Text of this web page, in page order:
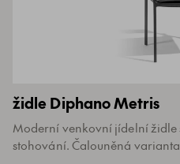
židle Diphano Metris
Moderní venkovní jídelní židle
stohování. Čalouněná